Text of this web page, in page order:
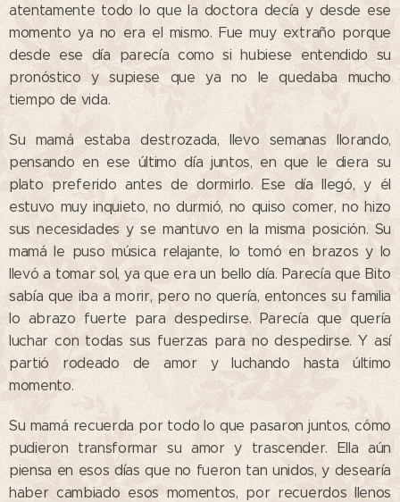
atentamente todo lo que la doctora decía y desde ese
momento ya no era el mismo. Fue muy extraño porque
desde ese día parecía como si hubiese entendido su
pronóstico y supiese que ya no le quedaba mucho
tiempo de vida.
Su mamá estaba destrozada, llevo semanas llorando,
pensando en ese último día juntos, en que le diera su
plato preferido antes de dormirlo. Ese día llegó, y él
estuvo muy inquieto, no durmió, no quiso comer, no hizo
sus necesidades y se mantuvo en la misma posición. Su
mamá le puso música relajante, lo tomó en brazos y lo
llevó a tomar sol, ya que era un bello día. Parecía que Bito
sabía que iba a morir, pero no quería, entonces su familia
lo abrazo fuerte para despedirse. Parecía que quería
luchar con todas sus fuerzas para no despedirse. Y así
partió rodeado de amor y luchando hasta último
momento.
Su mamá recuerda por todo lo que pasaron juntos, cómo
pudieron transformar su amor y trascender. Ella aún
piensa en esos días que no fueron tan unidos, y desearía
haber cambiado esos momentos, por recuerdos llenos